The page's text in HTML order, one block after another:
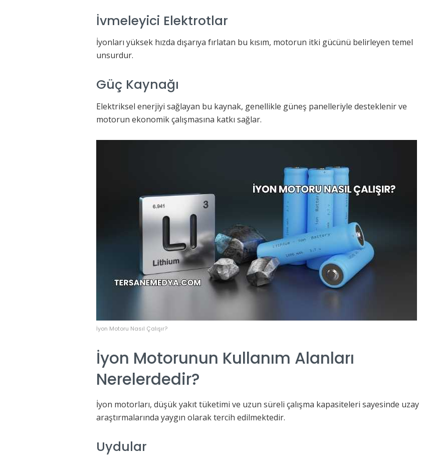
İvmeleyici Elektrotlar
İyonları yüksek hızda dışarıya fırlatan bu kısım, motorun itki gücünü belirleyen temel
unsurdur.
Güç Kaynağı
Elektriksel enerjiyi sağlayan bu kaynak, genellikle güneş panelleriyle desteklenir ve
motorun ekonomik çalışmasına katkı sağlar.
İyon Motoru Nasıl Çalışır?
İyon Motorunun Kullanım Alanları
Nerelerdedir?
İyon motorları, düşük yakıt tüketimi ve uzun süreli çalışma kapasiteleri sayesinde uzay
araştırmalarında yaygın olarak tercih edilmektedir.
Uydular